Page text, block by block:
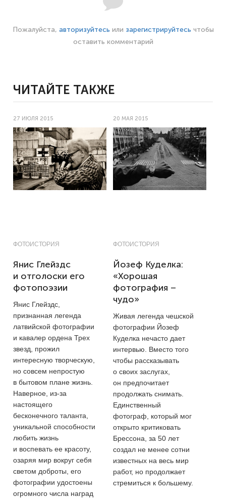
Пожалуйста, авторизуйтесь или зарегистрируйтесь чтобы
оставить комментарий
ЧИТАЙТЕ ТАКЖЕ
27 ИЮЛЯ 2015
ФОТОИСТОРИЯ
Янис Глейздс
и отголоски его
фотопоэзии
Янис Глейздс,
признанная легенда
латвийской фотографии
и кавалер ордена Трех
звезд, прожил
интересную творческую,
но совсем непростую
в бытовом плане жизнь.
Наверное, из-за
настоящего
бесконечного таланта,
уникальной способности
любить жизнь
и воспевать ее красоту,
озаряя мир вокруг себя
светом доброты, его
фотографии удостоены
огромного числа наград
20 МАЯ 2015
ФОТОИСТОРИЯ
Йозеф Куделка:
«Хорошая
фотография –
чудо»
Живая легенда чешской
фотографии Йозеф
Куделка нечасто дает
интервью. Вместо того
чтобы рассказывать
о своих заслугах,
он предпочитает
продолжать снимать.
Единственный
фотограф, который мог
открыто критиковать
Брессона, за 50 лет
создал не менее сотни
известных на весь мир
работ, но продолжает
стремиться к большему.